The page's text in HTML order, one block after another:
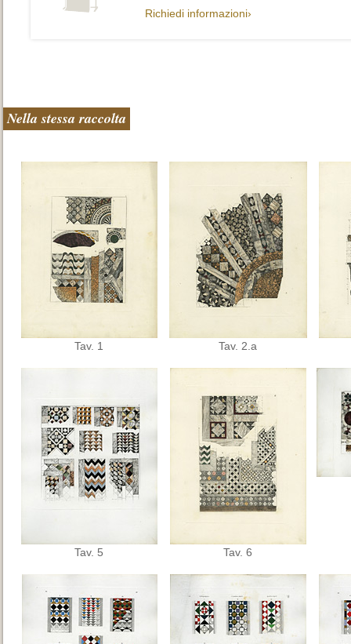
Richiedi informazioni›
Nella stessa raccolta
Tav. 1 Tav. 2.a
Tav. 5 Tav. 6